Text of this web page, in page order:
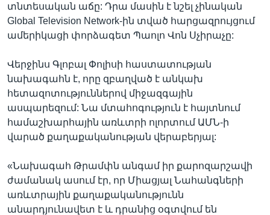
տնտեսական աճը: Դրա մասին է նշել չինական
Global Television Network-ին տված հարցազրույցում
ամերիկացի փորձագետ Պաոլո Վոն Սչիրաչը:
Վերջինս Գլոբալ Փոլիսի հաստատության
նախագահն է, որը զբաղված է անկախ
հետազոտություններով միջազգային
ասպարեզում: Նա մտահոգություն է հայտնում
համաշխարհային առևտրի ոլորտում ԱՄՆ-ի
վարած քաղաքականության վերաբերյալ:
«Նախագահ Թրամփն անգամ իր քարոզարշավի
ժամանակ ասում էր, որ Միացյալ Նահանգների
առևտրային քաղաքականությունն
անարդյունավետ է և դրանից օգտվում են